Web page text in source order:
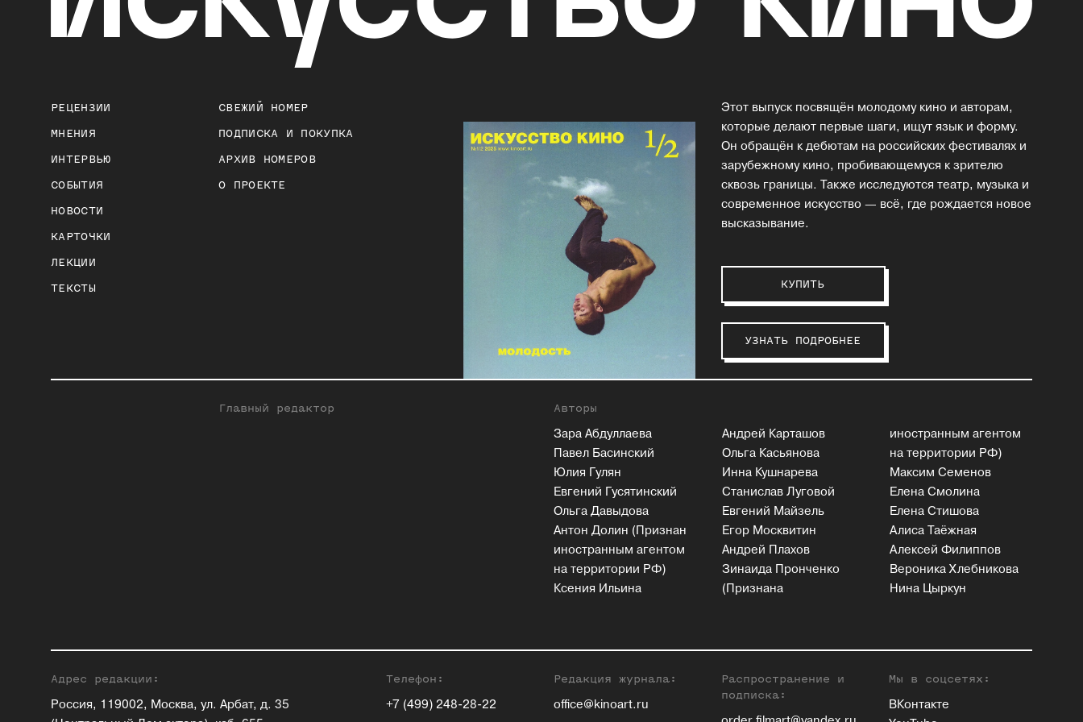
РЕЦЕНЗИИ
МНЕНИЯ
ИНТЕРВЬЮ
СОБЫТИЯ
НОВОСТИ
КАРТОЧКИ
ЛЕКЦИИ
ТЕКСТЫ
СВЕЖИЙ НОМЕР
ПОДПИСКА И ПОКУПКА
АРХИВ НОМЕРОВ
О ПРОЕКТЕ
Этот выпуск посвящён молодому кино и авторам,
которые делают первые шаги, ищут язык и форму.
Он обращён к дебютам на российских фестивалях и
зарубежному кино, пробивающемуся к зрителю
сквозь границы. Также исследуются театр, музыка и
современное искусство — всё, где рождается новое
высказывание.
КУПИТЬ
УЗНАТЬ ПОДРОБНЕЕ
Главный редактор Авторы
Зара Абдуллаева
Павел Басинский
Юлия Гулян
Евгений Гусятинский
Ольга Давыдова
Антон Долин (Признан
иностранным агентом
на территории РФ)
Ксения Ильина
Андрей Карташов
Ольга Касьянова
Инна Кушнарева
Станислав Луговой
Евгений Майзель
Егор Москвитин
Андрей Плахов
Зинаида Пронченко
(Признана
иностранным агентом
на территории РФ)
Максим Семенов
Елена Смолина
Елена Стишова
Алиса Таёжная
Алексей Филиппов
Вероника Хлебникова
Нина Цыркун
Адрес редакции:
Россия, 119002, Москва, ул. Арбат, д. 35
Телефон:
+7 (499) 248-28-22
Редакция журнала:
office@kinoart.ru
Распространение и
подписка:
Мы в соцсетях:
ВКонтакте